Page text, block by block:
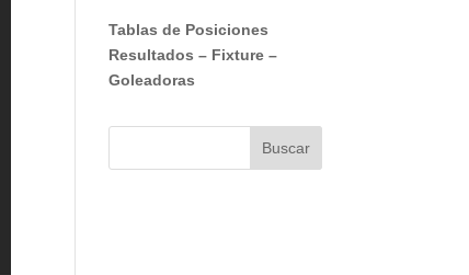
Tablas de Posiciones
Resultados – Fixture –
Goleadoras